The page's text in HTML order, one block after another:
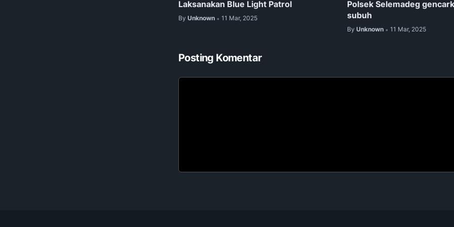
Laksanakan Blue Light Patrol
By Unknown • 11 Mar, 2025
Polsek Selemadeg
subuh
By Unknown • 11 Mar, 2025
Posting Komentar